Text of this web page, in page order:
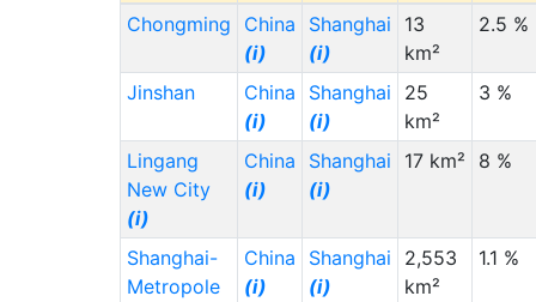
Chongming
China
(i)
Shanghai
(i)
13
km²
2.5 %
Jinshan
China
(i)
Shanghai
(i)
25
km²
3 %
Lingang
New City
(i)
China
(i)
Shanghai
(i)
17 km² 8 %
Shanghai-
Metropole
China
(i)
Shanghai
(i)
2,553
km²
1.1 %